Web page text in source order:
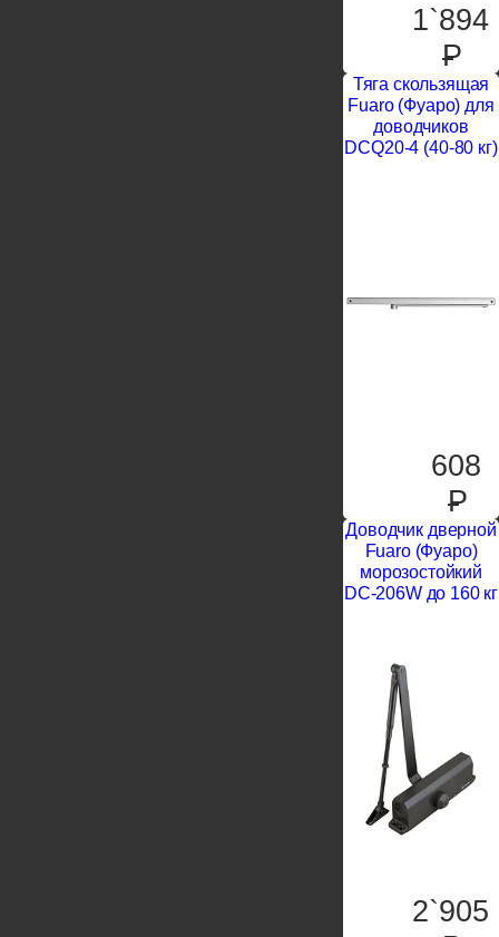
1`894
P
Тяга скользящая
Fuaro (Фуаро) для
доводчиков
DCQ20-4 (40-80 кг)
608
P
Доводчик дверной
Fuaro (Фуаро)
морозостойкий
DC-206W до 160 кг
2`905